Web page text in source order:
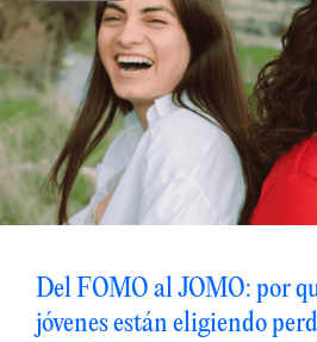
Del FOMO al JOMO: por
jóvenes están eligiendo